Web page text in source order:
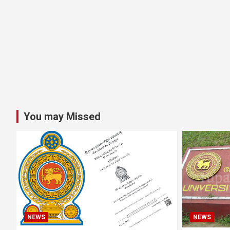
You may Missed
NEWS NEWS